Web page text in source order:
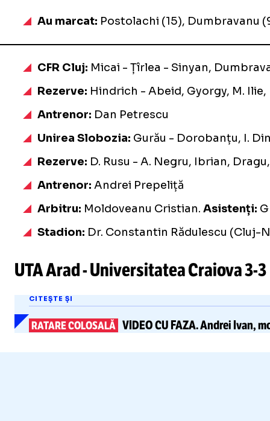
Au marcat: Postolachi (15), Dumbravanu
CFR Cluj: Micai - Țîrlea - Sinyan,
Rezerve: Hindrich - Abeid, Gyorgy, M.
Antrenor: Dan Petrescu
Unirea Slobozia: Gurău - Dorobanțu, I.
Rezerve: D. Rusu - A. Negru, Ibrian,
Antrenor: Andrei Prepeliță
Arbitru: Moldoveanu Cristian. Asistenți:
Stadion: Dr. Constantin Rădulescu (Cluj-
UTA Arad - Universitatea Craiova3-3
CITEȘTE ȘI
RATARE COLOSALĂ VIDEO CU FAZA.Andrei Ivan,